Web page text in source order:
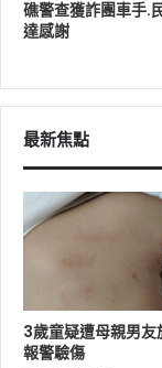
礁警查獲詐團車手.
達感謝
最新焦點
3歲童疑遭母親男友
報警驗傷